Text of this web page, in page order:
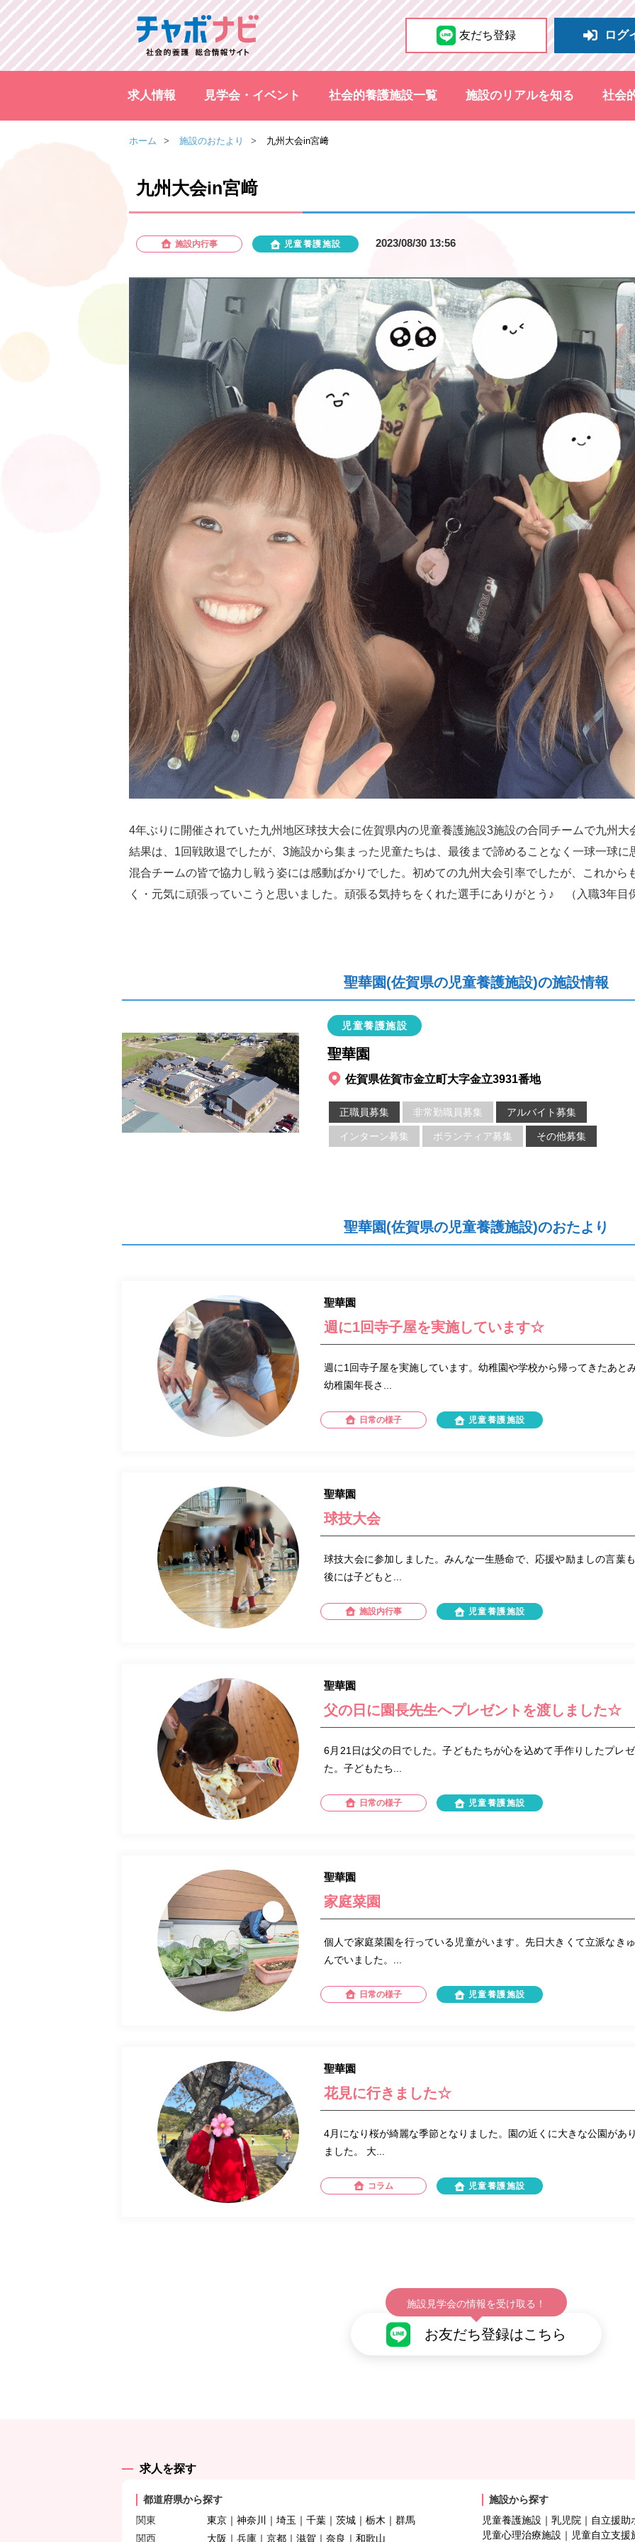
友だち登録 ログ
求人情報 見学会・イベント 社会的養護施設一覧 施設のリアルを知る 社会
ホーム 施設のおたより 九州大会in宮﨑
九州大会in宮﨑
施設内行事 児童養護施設 2023/08/30 13:56
4年ぶりに開催されていた九州地区球技大会に佐賀県内の児童養護施設3施設の合同チームで九州大
結果は、1回戦敗退でしたが、3施設から集まった児童たちは、最後まで諦めることなく一球一球に
混合チームの皆で協力し戦う姿には感動ばかりでした。初めての九州大会引率でしたが、これから
く・元気に頑張っていこうと思いました。頑張る気持ちをくれた選手にありがとう♪ （入職3年目
聖華園(佐賀県の児童養護施設)の施設情報
児童養護施設
聖華園
佐賀県佐賀市金立町大字金立3931番地
正職員募集 非常勤職員募集 アルバイト募集
インターン募集 ボランティア募集 その他募集
聖華園(佐賀県の児童養護施設)のおたより
聖華園
週に1回寺子屋を実施しています☆
週に1回寺子屋を実施しています。幼稚園や学校から帰ってきたあと
幼稚園年長さ...
日常の様子 児童養護施設
聖華園
球技大会
球技大会に参加しました。みんな一生懸命で、応援や励ましの言葉
後には子どもと...
施設内行事 児童養護施設
聖華園
父の日に園長先生へプレゼントを渡しました☆
6月21日は父の日でした。子どもたちが心を込めて手作りしたプレ
た。子どもたち...
日常の様子 児童養護施設
聖華園
家庭菜園
個人で家庭菜園を行っている児童がいます。先日大きくて立派なき
んでいました。...
日常の様子 児童養護施設
聖華園
花見に行きました☆
4月になり桜が綺麗な季節となりました。園の近くに大きな公園があ
ました。 大...
コラム 児童養護施設
施設見学会の情報を受け取る！
お友だち登録はこちら
求人を探す
都道府県から探す
関東
東京 神奈川 埼玉 千葉 茨城 栃木
群馬
関西
大阪 兵庫 京都 滋賀 奈良 和歌山
施設から探す
児童養護施設
乳児院 自立援助
児童心理治療施設
児童自立支援